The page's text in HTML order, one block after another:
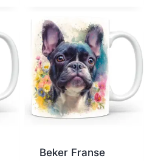
Beker Franse